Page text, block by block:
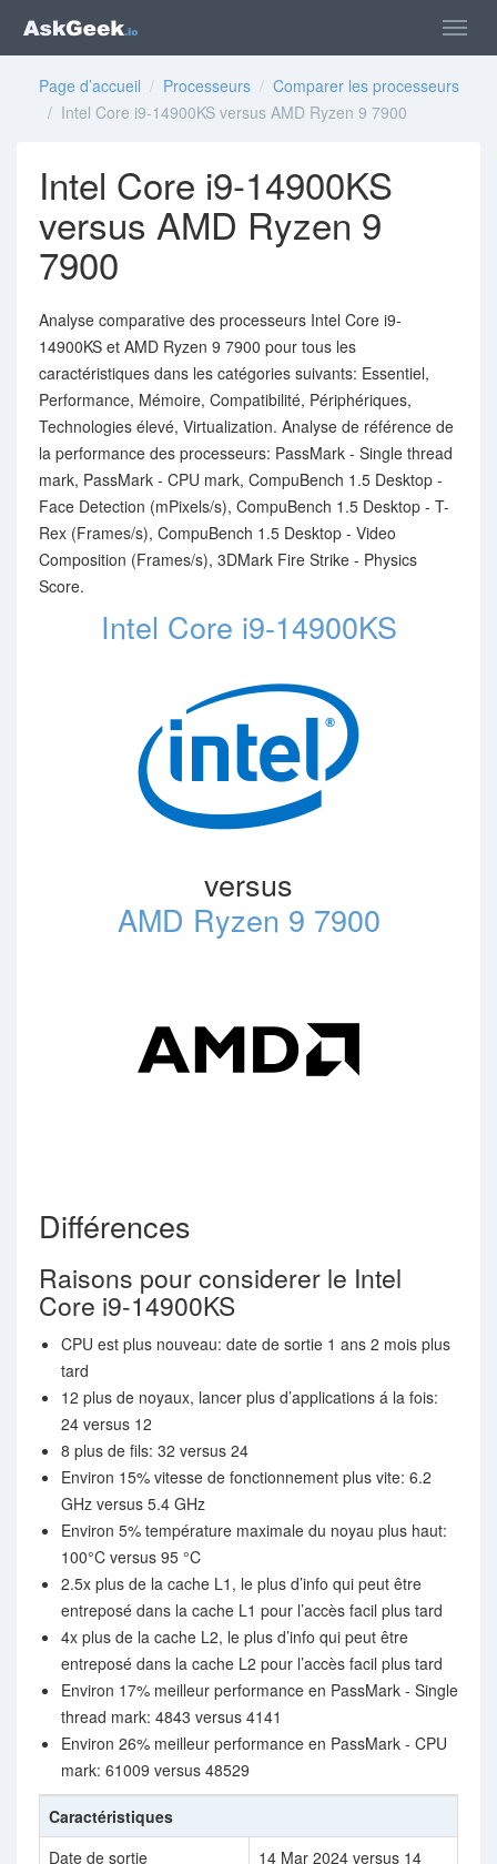
Page d’accueil / Processeurs / Comparer les processeurs
/ Intel Core i9-14900KS versus AMD Ryzen 9 7900
Intel Core i9-14900KS
versus AMD Ryzen 9
7900
Analyse comparative des processeurs Intel Core i9-
14900KS et AMD Ryzen 9 7900 pour tous les
caractéristiques dans les catégories suivants: Essentiel,
Performance, Mémoire, Compatibilité, Périphériques,
Technologies élevé, Virtualization. Analyse de référence de
la performance des processeurs: PassMark - Single thread
mark, PassMark - CPU mark, CompuBench 1.5 Desktop -
Face Detection (mPixels/s), CompuBench 1.5 Desktop - T-
Rex (Frames/s), CompuBench 1.5 Desktop - Video
Composition (Frames/s), 3DMark Fire Strike - Physics
Score.
Intel Core i9-14900KS
versus
AMD Ryzen 9 7900
Différences
Raisons pour considerer le Intel
Core i9-14900KS
CPU est plus nouveau: date de sortie 1 ans 2 mois plus
tard
12 plus de noyaux, lancer plus d’applications á la fois:
24 versus 12
8 plus de fils: 32 versus 24
Environ 15% vitesse de fonctionnement plus vite: 6.2
GHz versus 5.4 GHz
Environ 5% température maximale du noyau plus haut:
100°C versus 95 °C
2.5x plus de la cache L1, le plus d’info qui peut être
entreposé dans la cache L1 pour l’accès facil plus tard
4x plus de la cache L2, le plus d’info qui peut être
entreposé dans la cache L2 pour l’accès facil plus tard
Environ 17% meilleur performance en PassMark - Single
thread mark: 4843 versus 4141
Environ 26% meilleur performance en PassMark - CPU
mark: 61009 versus 48529
Caractéristiques
Date de sortie
14 Mar 2024 versus 14